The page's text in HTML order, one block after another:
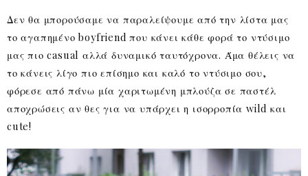
Δεν θα μπορούσαμε να παραλείψουμε από την λίστα μας
το αγαπημένο boyfriend που κάνει κάθε φορά το ντύσιμο
μας πιο casual αλλά δυναμικό ταυτόχρονα. Άμα θέλεις να
το κάνεις λίγο πιο επίσημο και καλό το ντύσιμο σου,
φόρεσε από πάνω μία χαριτωμένη μπλούζα σε παστέλ
αποχρώσεις αν θες για να υπάρχει η ισορροπία wild και
cute!